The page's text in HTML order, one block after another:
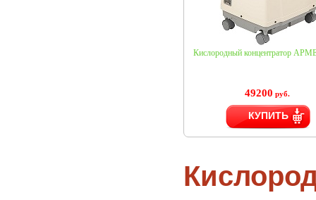
Кислородный концентратор
49200 руб.
КУПИТЬ